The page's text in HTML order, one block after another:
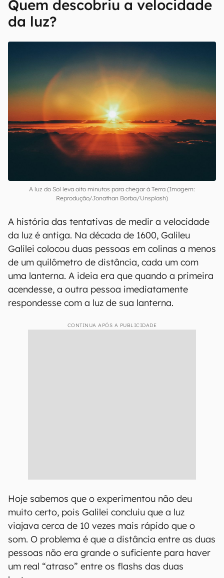
Quem descobriu a velocidade
da luz?
A luz do Sol leva oito minutos para chegar à Terra (Imagem:
Reprodução/Jonathan Borba/Unsplash)
A história das tentativas de medir a velocidade
da luz é antiga. Na década de 1600, Galileu
Galilei colocou duas pessoas em colinas a menos
de um quilômetro de distância, cada um com
uma lanterna. A ideia era que quando a primeira
acendesse, a outra pessoa imediatamente
respondesse com a luz de sua lanterna.
CONTINUA APÓS A PUBLICIDADE
Hoje sabemos que o experimentou não deu
muito certo, pois Galilei concluiu que a luz
viajava cerca de 10 vezes mais rápido que o
som. O problema é que a distância entre as duas
pessoas não era grande o suficiente para haver
um real “atraso” entre os flashs das duas